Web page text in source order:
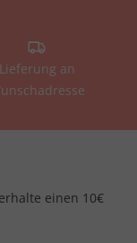
Lieferung an
einen 10€